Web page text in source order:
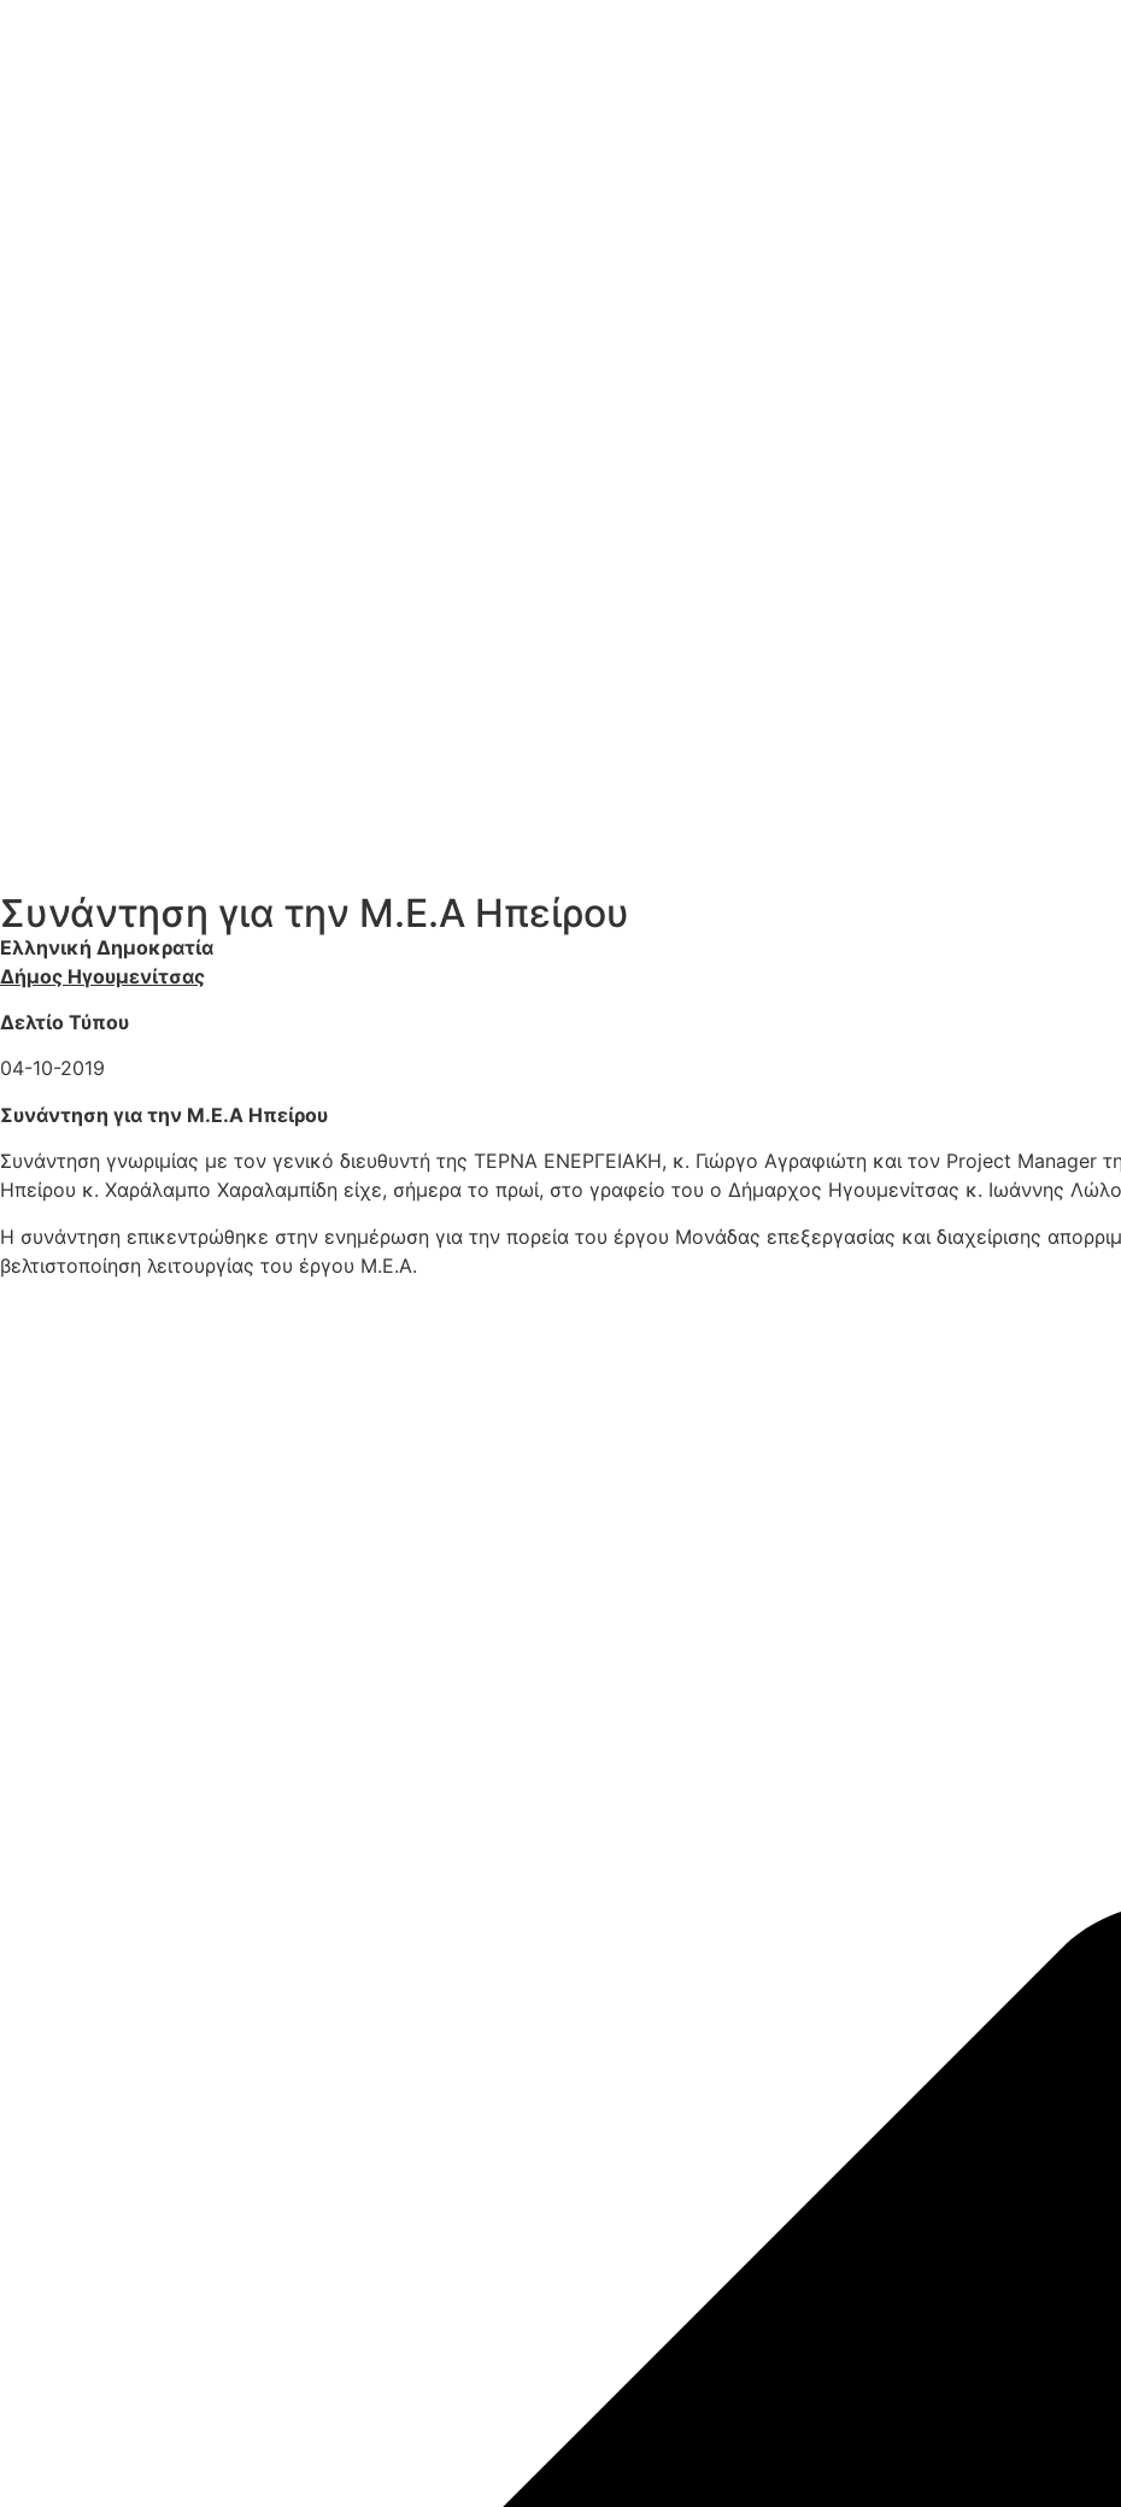
Συνάντηση για την Μ.Ε.Α Ηπείρου
Ελληνική Δημοκρατία
Δήμος Ηγουμενίτσας
Δελτίο Τύπου
04-10-2019
Συνάντηση για την Μ.Ε.Α Ηπείρου
Συνάντηση γνωριμίας με τον γενικό διευθυντή της ΤΕΡΝΑ ΕΝΕΡΓΕΙΑΚΗ, κ. Γιώργο Αγραφιώτη και τον Project
Ηπείρου κ. Χαράλαμπο Χαραλαμπίδη είχε, σήμερα το πρωί, στο γραφείο του ο Δήμαρχος Ηγουμενίτσας κ. Ιωάννης
Η συνάντηση επικεντρώθηκε στην ενημέρωση για την πορεία του έργου Μονάδας επεξεργασίας και διαχείρισης
βελτιστοποίηση λειτουργίας του έργου Μ.Ε.Α.